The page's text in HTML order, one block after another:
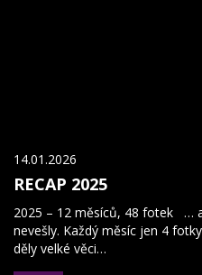
14.01.2026
RECAP 2025
2025 – 12 měsíců, 48 fotek …
nevešly. Každý měsíc jen 4
děly velké věci…